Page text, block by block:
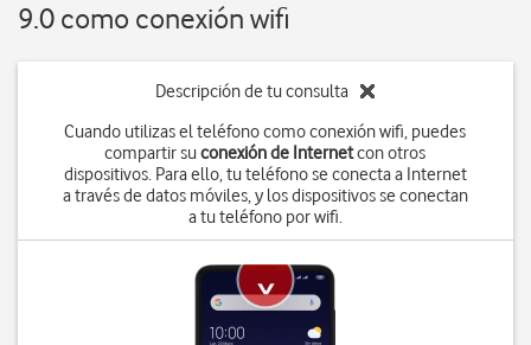
9.0 como conexión wifi
Descripción de tu consulta
Cuando utilizas el teléfono como conexión wifi, puedes
compartir suconexión de Internetcon otros
dispositivos. Para ello, tu teléfono se conecta a Internet
a través de datos móviles, y los dispositivos se conectan
a tu teléfono por wifi.